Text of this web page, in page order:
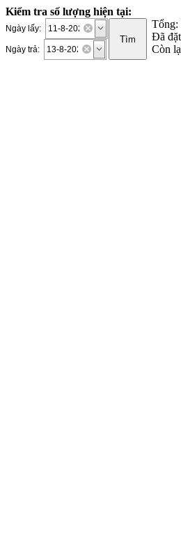
Kiểm tra số lượng hiện tại:
Ngày lấy:
Ngày trả:
Tổng:
Đã
Còn